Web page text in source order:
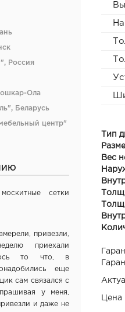
Россия
Ола
Беларусь
центр"
г. Москва
сетки
привезли,
приехали
то что, в
еще
сам связался с
у меня,
и даже не
Тип
Вес